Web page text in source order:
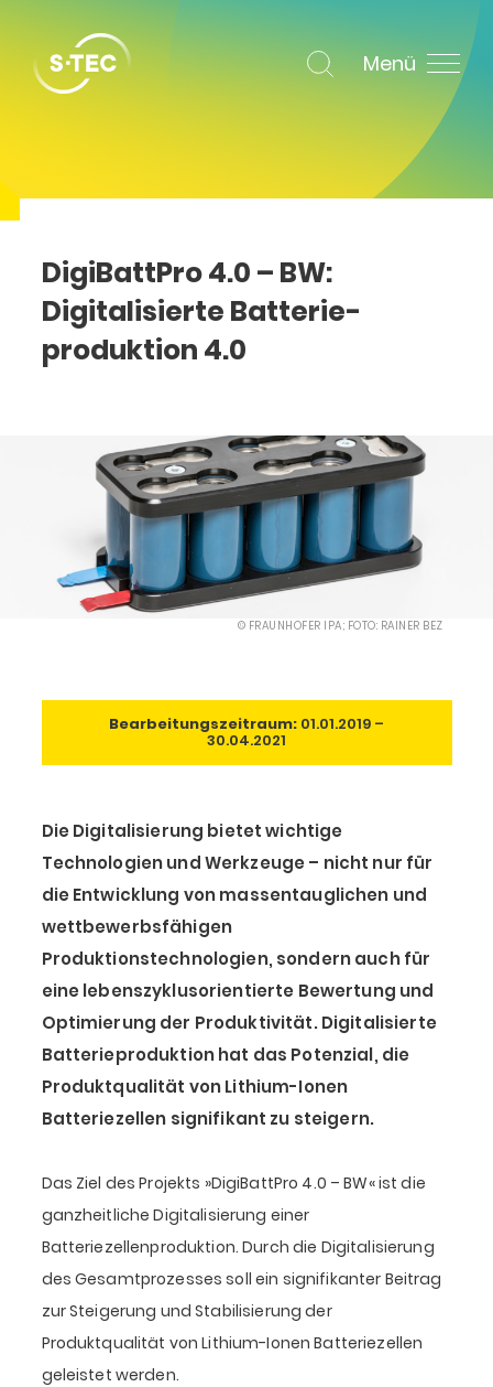
Menü
DigiBattPro 4.0 – BW:
Digitalisierte Batterie­
produktion 4.0
© FRAUNHOFER IPA; FOTO: RAINER BEZ
Bearbeitungszeitraum: 01.01.2019 –
30.04.2021
Die Digitalisierung bietet wichtige
Technologien und Werkzeuge – nicht nur für
die Entwicklung von massentauglichen und
wettbewerbsfähigen
Produktionstechnologien, sondern auch für
eine lebenszyklusorientierte Bewertung und
Optimierung der Produktivität. Digitalisierte
Batterieproduktion hat das Potenzial, die
Produktqualität von Lithium-Ionen
Batteriezellen signifikant zu steigern.
Das Ziel des Projekts »DigiBattPro 4.0 – BW« ist die
ganzheitliche Digitalisierung einer
Batteriezellenproduktion. Durch die Digitalisierung
des Gesamtprozesses soll ein signifikanter Beitrag
zur Steigerung und Stabilisierung der
Produktqualität von Lithium-Ionen Batteriezellen
geleistet werden.